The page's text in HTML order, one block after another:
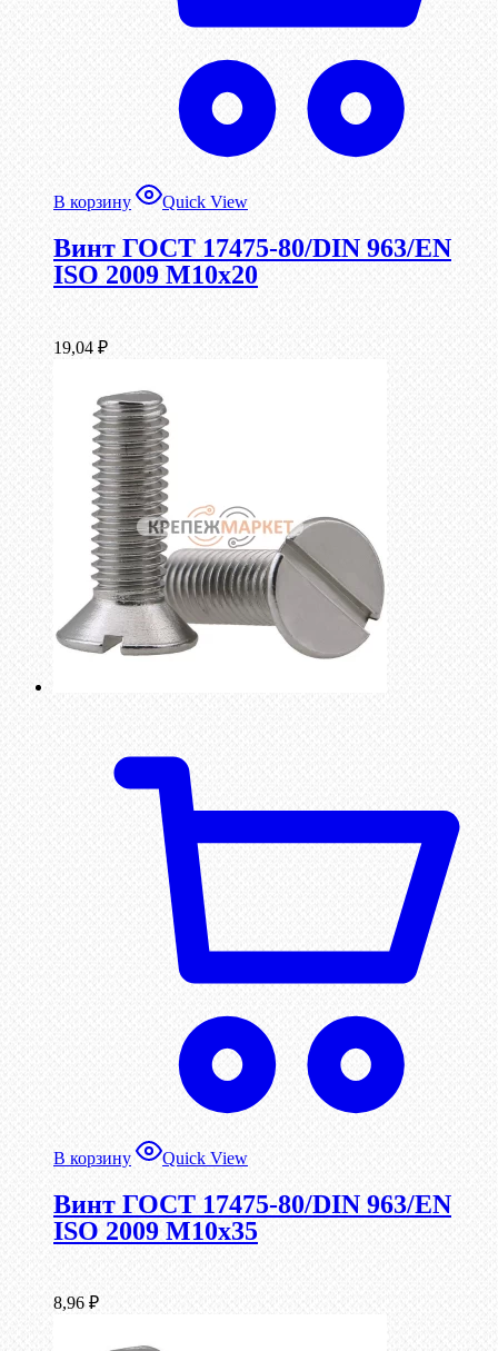
В корзину Quick View
Винт ГОСТ 17475-80/DIN 963/EN
ISO 2009 М10х20
19,04 ₽
В корзину Quick View
Винт ГОСТ 17475-80/DIN 963/EN
ISO 2009 М10х35
8,96 ₽